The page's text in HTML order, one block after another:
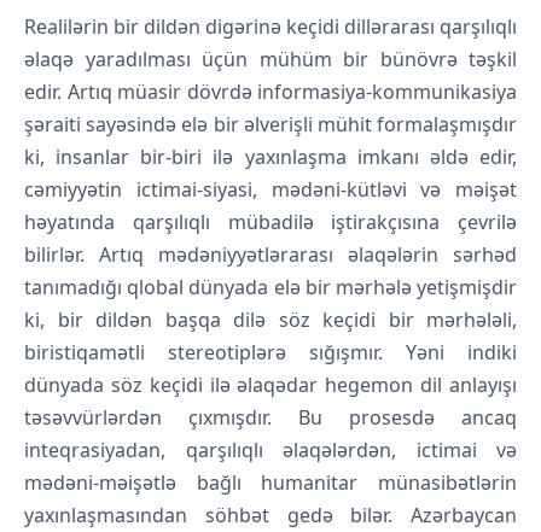
Realilərin bir dildən digərinə keçidi dillərarası qarşılıqlı
əlaqə yaradılması üçün mühüm bir bünövrə təşkil
edir. Artıq müasir dövrdə informasiya-kommunikasiya
şəraiti sayəsində elə bir əlverişli mühit formalaşmışdır
ki, insanlar bir-biri ilə yaxınlaşma imkanı əldə edir,
cəmiyyətin ictimai-siyasi, mədəni-kütləvi və məişət
həyatında qarşılıqlı mübadilə iştirakçısına çevrilə
bilirlər. Artıq mədəniyyətlərarası əlaqələrin sərhəd
tanımadığı qlobal dünyada elə bir mərhələ yetişmişdir
ki, bir dildən başqa dilə söz keçidi bir mərhələli,
biristiqamətli stereotiplərə sığışmır. Yəni indiki
dünyada söz keçidi ilə əlaqədar hegemon dil anlayışı
təsəvvürlərdən çıxmışdır. Bu prosesdə ancaq
inteqrasiyadan, qarşılıqlı əlaqələrdən, ictimai və
mədəni-məişətlə bağlı humanitar münasibətlərin
yaxınlaşmasından söhbət gedə bilər. Azərbaycan